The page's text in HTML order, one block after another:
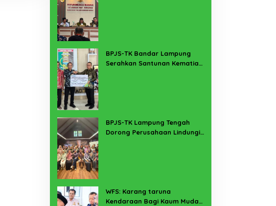
BPJS-TK Bandar Lampung
Serahkan Santunan Kematian
BPJS-TK Lampung Tengah
Dorong Perusahaan Lindungi
WFS: Karang taruna
Kendaraan Bagi Kaum Muda